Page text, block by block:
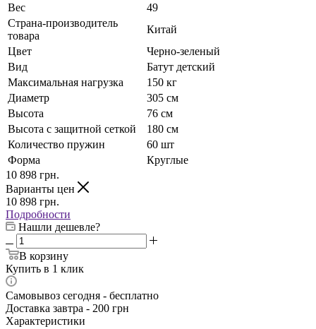
Вес
49
Страна-производитель
товара
Китай
Цвет
Черно-зеленый
Вид
Батут детский
Максимальная нагрузка
150 кг
Диаметр
305 см
Высота
76 см
Высота с защитной сеткой
180 см
Количество пружин
60 шт
Форма
Круглые
10 898 грн.
Варианты цен
10 898 грн.
Подробности
Нашли дешевле?
В корзину
Купить в 1 клик
Самовывоз сегодня - бесплатно
Доставка завтра - 200 грн
Характеристики